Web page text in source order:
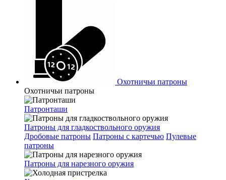
Охотничьи патроны
Охотничьи патроны
Патронташи
Патроны для гладкоствольного оружия
Дробовые патроны Патроны с картечью Пулевые
патроны
Патроны для нарезного оружия